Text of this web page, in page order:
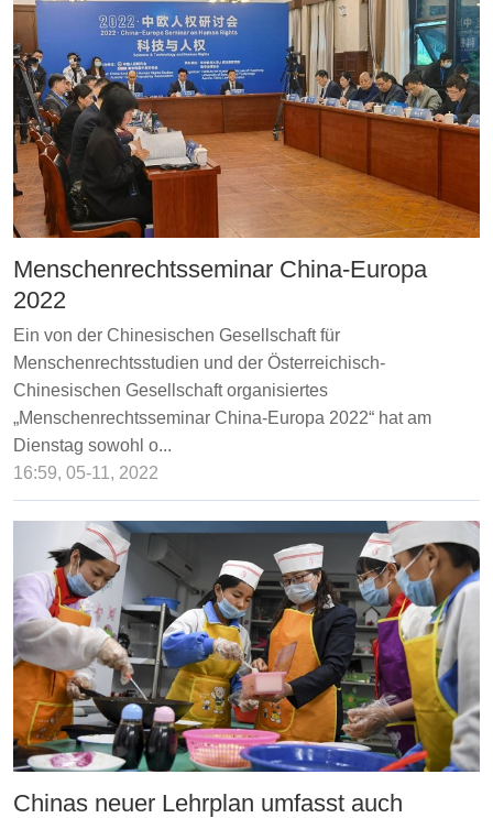
Menschenrechtsseminar China-Europa
2022
Ein von der Chinesischen Gesellschaft für
Menschenrechtsstudien und der Österreichisch-
Chinesischen Gesellschaft organisiertes
„Menschenrechtsseminar China-Europa 2022“ hat am
Dienstag sowohl o...
16:59, 05-11, 2022
Chinas neuer Lehrplan umfasst auch